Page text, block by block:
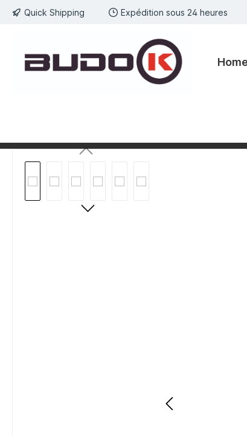
general.skipToNavigation
Quick Shipping Expédition sous 24 heures